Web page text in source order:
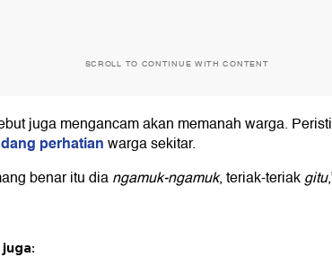
SCROLL TO CONTINUE WITH CONTENT
juga mengancam akan memanah warga.
perhatianwarga sekitar.
benar itu diangamuk-ngamuk, teriak-teriakgitu
juga: